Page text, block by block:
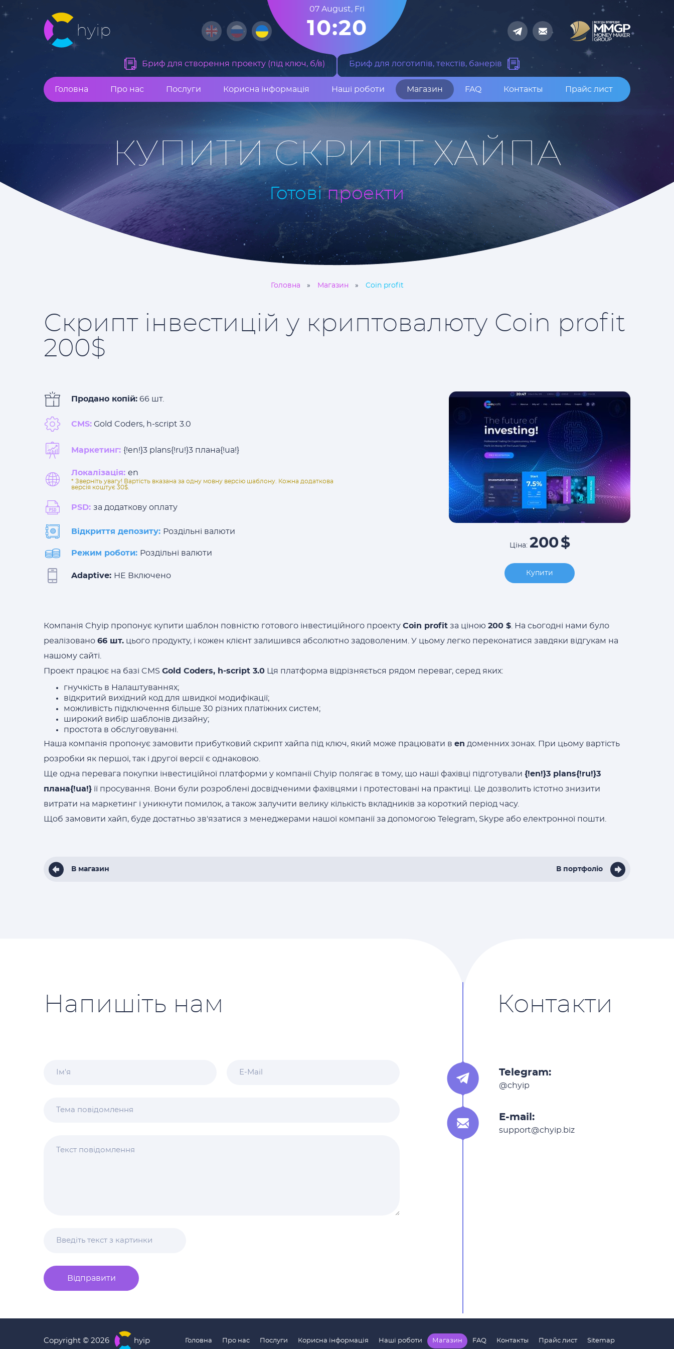
hyip
07 August, Fri
10:20
Бриф для створення проекту (під ключ, б/в) Бриф для логотипів, текстів, банерів
Головна Про нас Послуги Корисна інформація Наші роботи Магазин FAQ Контакты Прайс лист
КУПИТИ СКРИПТ ХАЙПА
Готові проекти
Головна Магазин Coin profit
Скрипт інвестицій у криптовалюту Coin profit
200$
Продано копій: 66 шт.
CMS: Gold Coders, h-script 3.0
Маркетинг: {!en!}3 plans{!ru!}3 плана{!ua!}
Локалізація: en
* Зверніть увагу! Вартість вказана за одну мовну версію шаблону. Кожна додаткова
версія коштує 30$.
PSD: за додаткову оплату
Відкриття депозиту: Роздільні валюти
Режим роботи: Роздільні валюти
Adaptive: НЕ Включено
Ціна: 200$
Купити
Компанія Chyip пропонує купити шаблон повністю готового інвестиційного проекту Coin profit за ціною 200 $ . На сьогодні нами було
реалізовано 66 шт. цього продукту, і кожен клієнт залишився абсолютно задоволеним. У цьому легко переконатися завдяки відгукам на
нашому сайті.
Проект працює на базі CMS Gold Coders, h-script 3.0 Ця платформа відрізняється рядом переваг, серед яких:
гнучкість в Налаштуваннях;
відкритий вихідний код для швидкої модифікації;
можливість підключення більше 30 різних платіжних систем;
широкий вибір шаблонів дизайну;
простота в обслуговуванні.
Наша компанія пропонує замовити прибутковий скрипт хайпа під ключ, який може працювати в en доменних зонах. При цьому вартість
розробки як першої, так і другої версії є однаковою.
Ще одна перевага покупки інвестиційної платформи у компанії Chyip полягає в тому, що наші фахівці підготували {!en!}3 plans{!ru!}3
плана{!ua!} її просування. Вони були розроблені досвідченими фахівцями і протестовані на практиці. Це дозволить істотно знизити
витрати на маркетинг і уникнути помилок, а також залучити велику кількість вкладників за короткий період часу.
Щоб замовити хайп, буде достатньо зв'язатися з менеджерами нашої компанії за допомогою Telegram, Skype або електронної пошти.
В магазин В портфоліо
Напишіть нам
Відправити
Контакти
Telegram:
@chyip
E-mail:
support@chyip.biz
Copyright © 2026 hyip Головна Про нас Послуги Корисна інформація Наші роботи Магазин FAQ Контакты Прайс лист Sitemap